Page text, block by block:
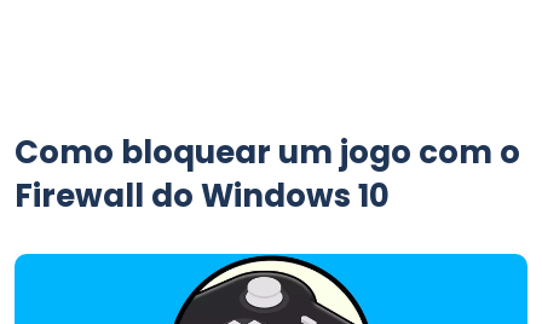
Como bloquear um jogo com o
Firewall do Windows 10